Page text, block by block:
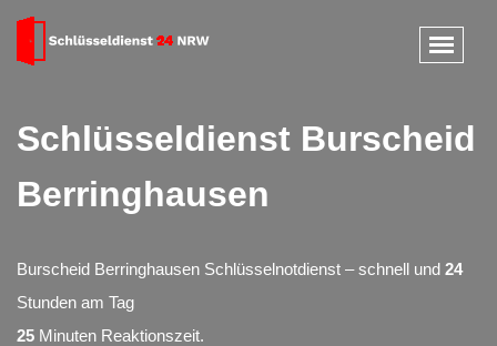
Schlüsseldienst Burscheid
Berringhausen
Burscheid Berringhausen Schlüsselnotdienst – schnell und 24
Stunden am Tag
25 Minuten Reaktionszeit.